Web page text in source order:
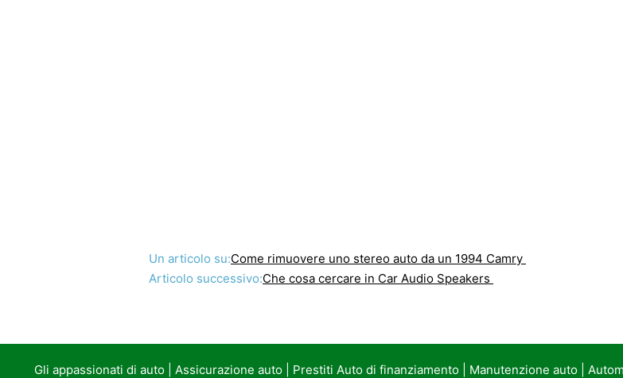
Un articolo su:Come rimuovere uno stereo auto da un 1994 Camry
Articolo successivo:Che cosa cercare in Car Audio Speakers
Gli appassionati di auto| Assicurazione auto| Prestiti Auto di finanziamento| Manutenzione auto|